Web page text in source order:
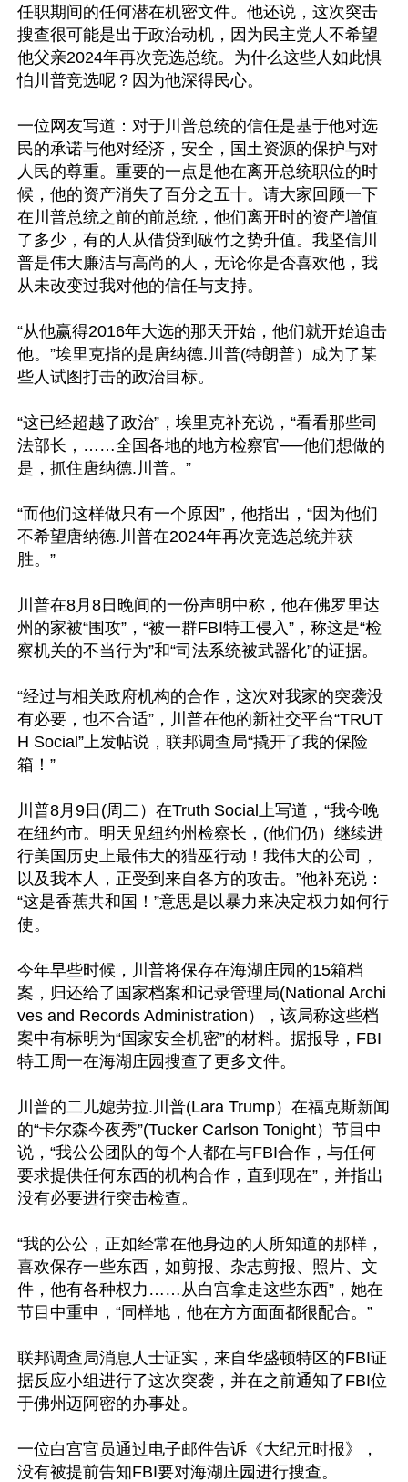
任职期间的任何潜在机密文件。他还说，这次突击
搜查很可能是出于政治动机，因为民主党人不希望
他父亲2024年再次竞选总统。为什么这些人如此惧
怕川普竞选呢？因为他深得民心。
一位网友写道：对于川普总统的信任是基于他对选
民的承诺与他对经济，安全，国土资源的保护与对
人民的尊重。重要的一点是他在离开总统职位的时
候，他的资产消失了百分之五十。请大家回顾一下
在川普总统之前的前总统，他们离开时的资产增值
了多少，有的人从借贷到破竹之势升值。我坚信川
普是伟大廉洁与高尚的人，无论你是否喜欢他，我
从未改变过我对他的信任与支持。
“从他赢得2016年大选的那天开始，他们就开始追击
他。”埃里克指的是唐纳德.川普(特朗普）成为了某
些人试图打击的政治目标。
“这已经超越了政治”，埃里克补充说，“看看那些司
法部长，……全国各地的地方检察官──他们想做的
是，抓住唐纳德.川普。”
“而他们这样做只有一个原因”，他指出，“因为他们
不希望唐纳德.川普在2024年再次竞选总统并获
胜。”
川普在8月8日晚间的一份声明中称，他在佛罗里达
州的家被“围攻”，“被一群FBI特工侵入”，称这是“检
察机关的不当行为”和“司法系统被武器化”的证据。
“经过与相关政府机构的合作，这次对我家的突袭没
有必要，也不合适”，川普在他的新社交平台“TRUT
H Social”上发帖说，联邦调查局“撬开了我的保险
箱！”
川普8月9日(周二）在Truth Social上写道，“我今晚
在纽约市。明天见纽约州检察长，(他们仍）继续进
行美国历史上最伟大的猎巫行动！我伟大的公司，
以及我本人，正受到来自各方的攻击。”他补充说：
“这是香蕉共和国！”意思是以暴力来决定权力如何行
使。
今年早些时候，川普将保存在海湖庄园的15箱档
案，归还给了国家档案和记录管理局(National Archi
ves and Records Administration），该局称这些档
案中有标明为“国家安全机密”的材料。据报导，FBI
特工周一在海湖庄园搜查了更多文件。
川普的二儿媳劳拉.川普(Lara Trump）在福克斯新闻
的“卡尔森今夜秀”(Tucker Carlson Tonight）节目中
说，“我公公团队的每个人都在与FBI合作，与任何
要求提供任何东西的机构合作，直到现在”，并指出
没有必要进行突击检查。
“我的公公，正如经常在他身边的人所知道的那样，
喜欢保存一些东西，如剪报、杂志剪报、照片、文
件，他有各种权力……从白宫拿走这些东西”，她在
节目中重申，“同样地，他在方方面面都很配合。”
联邦调查局消息人士证实，来自华盛顿特区的FBI证
据反应小组进行了这次突袭，并在之前通知了FBI位
于佛州迈阿密的办事处。
一位白宫官员通过电子邮件告诉《大纪元时报》，
没有被提前告知FBI要对海湖庄园进行搜查。